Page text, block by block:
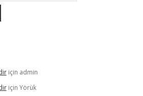
için admin
için Yörük